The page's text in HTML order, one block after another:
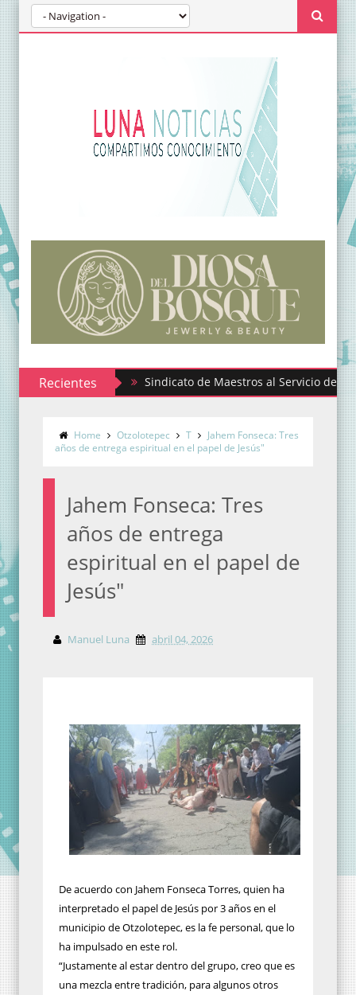
Recientes Sindicato de Maestros al Servicio del Estado
Home Otzolotepec T
Jahem Fonseca: Tres
años de entrega espiritual en el papel de Jesús"
Jahem Fonseca: Tres
años de entrega
espiritual en el papel de
Jesús"
Manuel Luna abril 04, 2026
De acuerdo con Jahem Fonseca Torres, quien ha
interpretado el papel de Jesús por 3 años en el
municipio de Otzolotepec, es la fe personal, que lo
ha impulsado en este rol.
“Justamente al estar dentro del grupo, creo que es
una mezcla entre tradición, para algunos otros